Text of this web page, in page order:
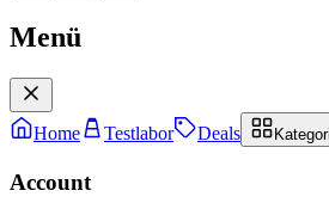
Menü
Home Testlabor Deals
Account